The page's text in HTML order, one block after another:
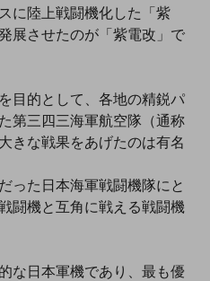
に陸上戦闘機化した「紫
展させたのが「紫電改」で
目的として、各地の精鋭パ
第三四三海軍航空隊（通称
きな戦果をあげたのは有名
った日本海軍戦闘機隊にと
闘機と互角に戦える戦闘機
な日本軍機であり、最も優